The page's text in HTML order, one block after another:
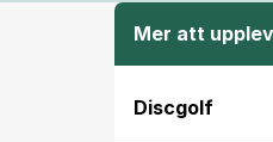
Mer att
Discgolf